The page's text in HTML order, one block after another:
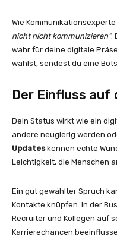
Wie
nicht nicht kommunizieren“.
wahr für deine digitale
wählst, sendest du eine
Der Einfluss auf
Dein Status wirkt wie ein
andere neugierig werden
Updateskönnen echte
Leichtigkeit, die Menschen
Ein gut gewählter Spruch
Kontakte knüpfen. In der
Recruiter und Kollegen auf
Karrierechancen